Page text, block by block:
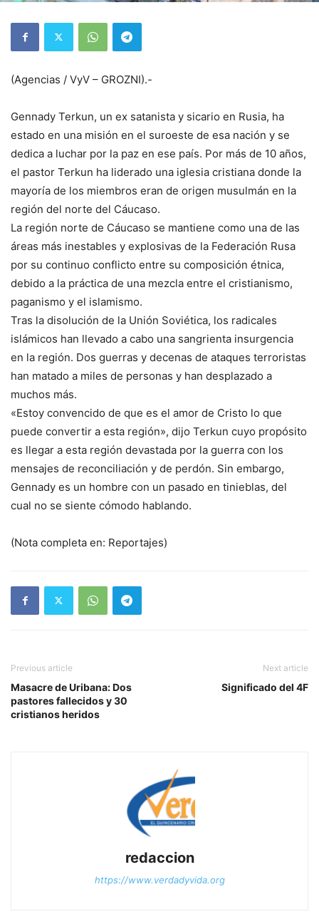
(Agencias / VyV – GROZNI).-
Gennady Terkun, un ex satanista y sicario en Rusia, ha
estado en una misión en el suroeste de esa nación y se
dedica a luchar por la paz en ese país. Por más de 10 años,
el pastor Terkun ha liderado una iglesia cristiana donde la
mayoría de los miembros eran de origen musulmán en la
región del norte del Cáucaso.
La región norte de Cáucaso se mantiene como una de las
áreas más inestables y explosivas de la Federación Rusa
por su continuo conflicto entre su composición étnica,
debido a la práctica de una mezcla entre el cristianismo,
paganismo y el islamismo.
Tras la disolución de la Unión Soviética, los radicales
islámicos han llevado a cabo una sangrienta insurgencia
en la región. Dos guerras y decenas de ataques terroristas
han matado a miles de personas y han desplazado a
muchos más.
«Estoy convencido de que es el amor de Cristo lo que
puede convertir a esta región», dijo Terkun cuyo propósito
es llegar a esta región devastada por la guerra con los
mensajes de reconciliación y de perdón. Sin embargo,
Gennady es un hombre con un pasado en tinieblas, del
cual no se siente cómodo hablando.
(Nota completa en: Reportajes)
Previous article
Masacre de Uribana: Dos
pastores fallecidos y 30
cristianos heridos
Next article
Significado del 4F
redaccion
https://www.verdadyvida.org